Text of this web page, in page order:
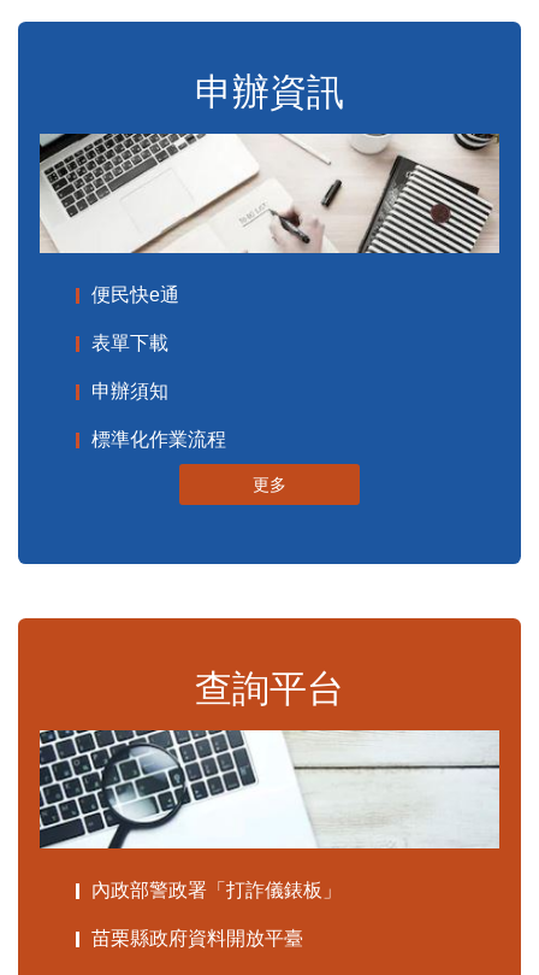
申辦資訊
便民快e通
表單下載
申辦須知
標準化作業流程
更多
查詢平台
內政部警政署「打詐儀錶板」
苗栗縣政府資料開放平臺